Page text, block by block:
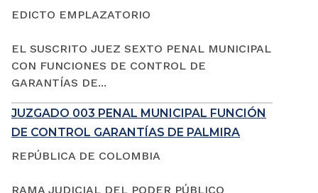
EDICTO EMPLAZATORIO
EL SUSCRITO JUEZ SEXTO PENAL MUNICIPAL
CON FUNCIONES DE CONTROL DE
GARANTÍAS DE...
JUZGADO 003 PENAL MUNICIPAL FUNCIÓN
DE CONTROL GARANTÍAS DE PALMIRA
REPÚBLICA DE COLOMBIA
RAMA JUDICIAL DEL PODER PÚBLICO